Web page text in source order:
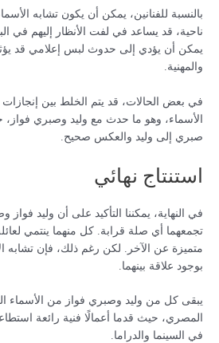
بالنسبة للفنانين، يمكن أن يكون تشابه
ناحية، قد يساعد في لفت الأنظار إليهم في
يمكن أن يؤدي إلى حدوث لبس إعلامي قد
والمهنية.
في بعض الحالات، قد يتم الخلط بين
الأسماء، وهو ما حدث مع وليد وصبري
صبري إلى وليد والعكس صحيح.
استنتاج نهائي
في النهاية، يمكننا التأكيد على أن وليد
تجمعهما أي صلة قرابة. كل منهما ينتمي
متميزة عن الآخر. لكن رغم ذلك، فإن تشابه
بوجود علاقة بينهما.
يبقى كل من وليد وصبري فواز من الأسماء
المصري، حيث قدما أعمالًا فنية رائعة
في السينما والدراما.